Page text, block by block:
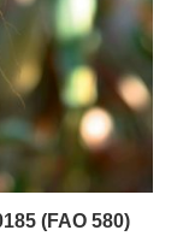
(FAO 580)